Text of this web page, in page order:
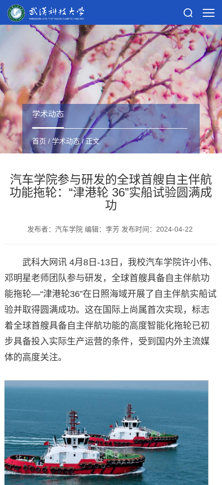
学术动态
首页 / 学术动态/ 正文
汽车学院参与研发的全球首艘自主伴航
功能拖轮：“津港轮 36”实船试验圆满成
功
发布者：汽车学院 编辑：李芳 发布时间：2024-04-22
武科大网讯 4月8日-13日，我校汽车学院许小伟、
邓明星老师团队参与研发，全球首艘具备自主伴航功
能拖轮—“津港轮36”在日照海域开展了自主伴航实船试
验并取得圆满成功。这在国际上尚属首次实现，标志
着全球首艘具备自主伴航功能的高度智能化拖轮已初
步具备投入实际生产运营的条件，受到国内外主流媒
体的高度关注。